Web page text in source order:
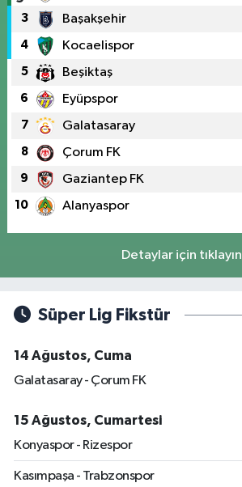
3 Başakşehir
4 Kocaelispor
5 Beşiktaş
6 Eyüpspor
7 Galatasaray
8 Çorum FK
9 Gaziantep FK
10 Alanyaspor
Detaylar için tıklayın
Süper Lig Fikstür
14 Ağustos, Cuma
Galatasaray - Çorum FK
15 Ağustos, Cumartesi
Konyaspor - Rizespor
Kasımpaşa - Trabzonspor